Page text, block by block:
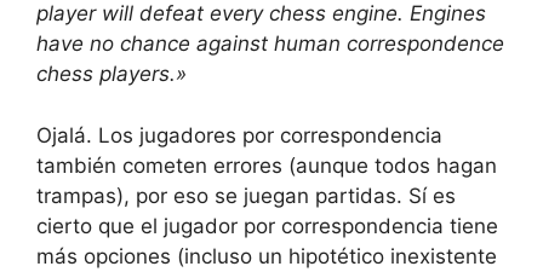
player will defeat every chess engine. Engines
have no chance against human correspondence
chess players.»
Ojalá. Los jugadores por correspondencia
también cometen errores (aunque todos hagan
trampas), por eso se juegan partidas. Sí es
cierto que el jugador por correspondencia tiene
más opciones (incluso un hipotético inexistente